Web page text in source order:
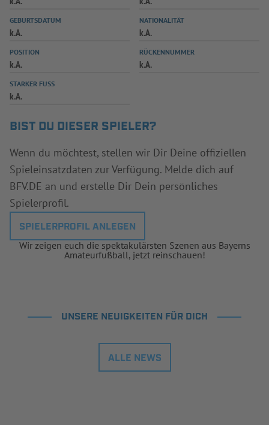
SPIELPLUS
GEBURTSDATUM
k.A.
NATIONALITÄT
k.A.
POSITION
k.A.
RÜCKENNUMMER
k.A.
STARKER FUSS
k.A.
BIST DU DIESER SPIELER?
Wenn du möchtest, stellen wir Dir Deine offiziellen
Spieleinsatzdaten zur Verfügung. Melde dich auf
BFV.DE an und erstelle Dir Dein persönliches
Spielerprofil.
SPIELERPROFIL ANLEGEN
Wir zeigen euch die spektakulärsten Szenen aus Bayerns
Amateurfußball, jetzt reinschauen!
UNSERE NEUIGKEITEN FÜR DICH
ALLE NEWS